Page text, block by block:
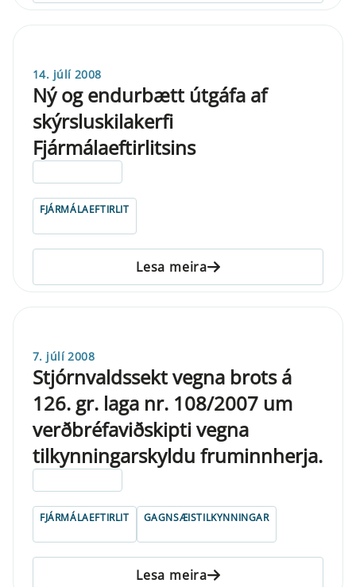
14. júlí 2008
Ný og endurbætt útgáfa af
skýrsluskilakerfi
Fjármálaeftirlitsins
FJÁRMÁLAEFTIRLIT
Lesa meira
7. júlí 2008
Stjórnvaldssekt vegna brots á
126. gr. laga nr. 108/2007 um
verðbréfaviðskipti vegna
tilkynningarskyldu fruminnherja.
FJÁRMÁLAEFTIRLIT GAGNSÆISTILKYNNINGAR
Lesa meira